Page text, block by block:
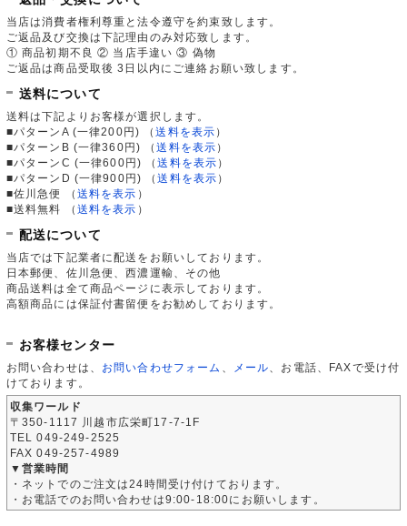
当店は消費者権利尊重と法令遵守を約束致します。
ご返品及び交換は下記理由のみ対応致します。
① 商品初期不良 ② 当店手違い ③ 偽物
ご返品は商品受取後 3日以内にご連絡お願い致します。
送料について
送料は下記よりお客様が選択します。
■パターンA (一律200円)
（送料を表示 ）
■パターンB (一律360円)
（送料を表示 ）
■パターンC (一律600円)
（送料を表示 ）
■パターンD (一律900円)
（送料を表示 ）
■佐川急便
（ 送料を表示 ）
■送料無料
（ 送料を表示 ）
配送について
当店では下記業者に配送をお願いしております。
日本郵便、佐川急便、西濃運輸、その他
商品送料は全て商品ページに表示しております。
高額商品には保証付書留便をお勧めしております。
お客様センター
お問い合わせは、 お問い合わせフォーム メール 、お電話、FAXで受け付
けております。
収集ワールド
〒350-1117 川越市広栄町17-7-1F
TEL 049-249-2525
FAX 049-257-4989
▼営業時間
・ネットでのご注文は24時間受け付けております。
・お電話でのお問い合わせは9:00-18:00にお願いします。